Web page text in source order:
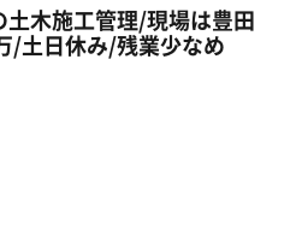
木施工管理/現場は豊田
/土日休み/残業少なめ